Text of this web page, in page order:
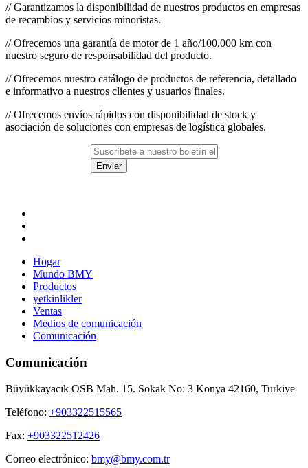
// Garantizamos la disponibilidad de nuestros productos en empresas
de recambios y servicios minoristas.
// Ofrecemos una garantía de motor de 1 año/100.000 km con
nuestro seguro de responsabilidad del producto.
// Ofrecemos nuestro catálogo de productos de referencia, detallado
e informativo a nuestros clientes y usuarios finales.
// Ofrecemos envíos rápidos con disponibilidad de stock y
asociación de soluciones con empresas de logística globales.
Enviar
Hogar
Mundo BMY
Productos
yetkinlikler
Ventas
Medios de comunicación
Comunicación
Comunicación
Büyükkayacık OSB Mah. 15. Sokak No: 3 Konya 42160, Turkiye
Teléfono: +903322515565
Fax: +903322512426
Correo electrónico: bmy@bmy.com.tr